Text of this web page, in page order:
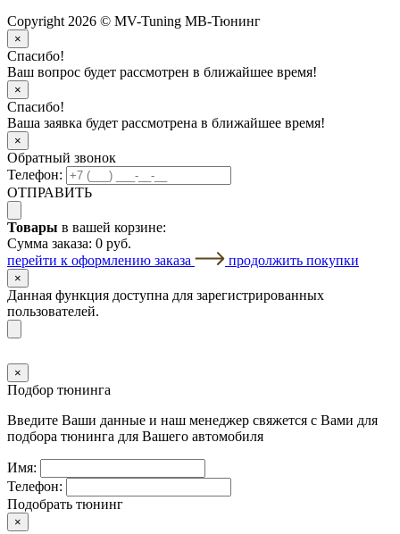
Copyright 2026 © MV-Tuning МВ-Тюнинг
×
Спасибо!
Ваш вопрос будет рассмотрен в ближайшее время!
×
Спасибо!
Ваша заявка будет рассмотрена в ближайшее время!
×
Обратный звонок
Телефон:
ОТПРАВИТЬ
Товары в вашей корзине:
Сумма заказа: 0 руб.
перейти к оформлению заказа
продолжить покупки
×
Данная функция доступна для зарегистрированных
пользователей.
×
Подбор тюнинга
Введите Ваши данные и наш менеджер свяжется с Вами для
подбора тюнинга для Вашего автомобиля
Имя:
Телефон:
Подобрать тюнинг
×